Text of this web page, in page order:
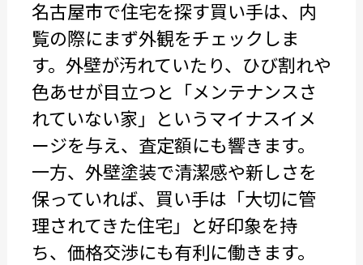
名古屋市で住宅を探す買い手は、内
覧の際にまず外観をチェックしま
す。外壁が汚れていたり、ひび割れや
色あせが目立つと「メンテナンスさ
れていない家」というマイナスイメ
ージを与え、査定額にも響きます。
一方、外壁塗装で清潔感や新しさを
保っていれば、買い手は「大切に管
理されてきた住宅」と好印象を持
ち、価格交渉にも有利に働きます。